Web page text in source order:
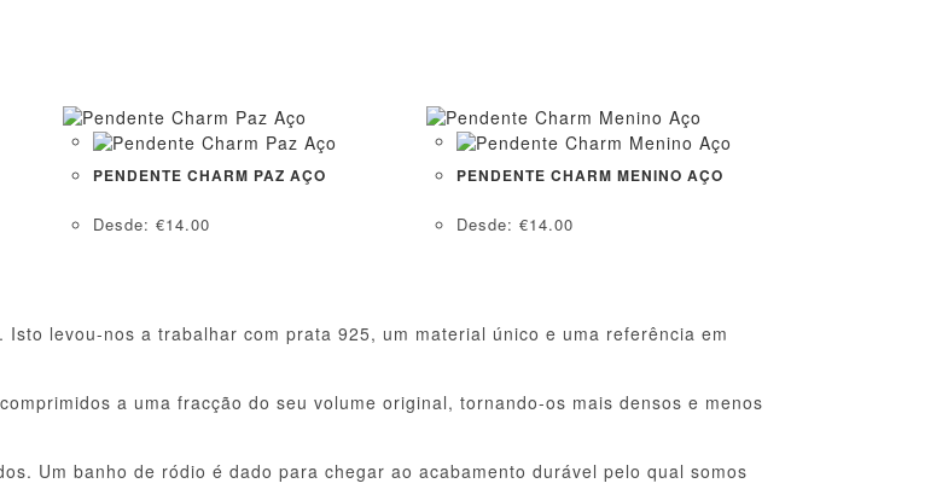
PENDENTE CHARM PAZ AÇO
Desde:€14.00
PENDENTE CHARM MENINO AÇO
Desde: €14.00
levou-nos a trabalhar com prata 925, um material único e uma referência em
a uma fracção do seu volume original, tornando-os mais densos e menos
Um banho de ródio é dado para chegar ao acabamento durável pelo qual somos